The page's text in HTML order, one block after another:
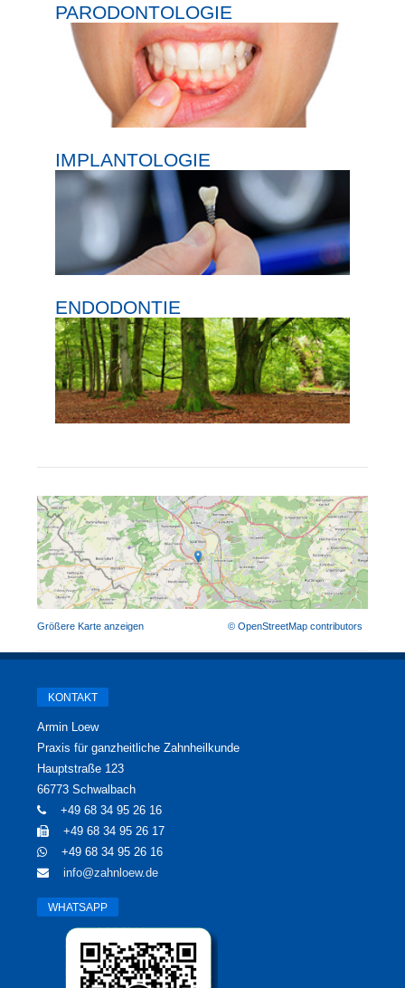
PARODONTOLOGIE
IMPLANTOLOGIE
ENDODONTIE
Größere Karte anzeigen © OpenStreetMap contributors
KONTAKT
Armin Loew
Praxis für ganzheitliche Zahnheilkunde
Hauptstraße 123
66773 Schwalbach
+49 68 34 95 26 16
+49 68 34 95 26 17
+49 68 34 95 26 16
info@zahnloew.de
WHATSAPP